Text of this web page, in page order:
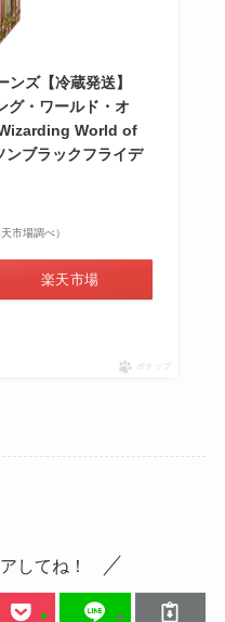
ズ【冷蔵発送】
グ・ワールド・オ
World of
ブラックフライデ
市場調べ）
楽天市場
ポチップ
してね！